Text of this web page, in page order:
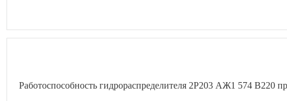
Работоспособность гидрораспределителя 2Р203 АЖ1 574 В220